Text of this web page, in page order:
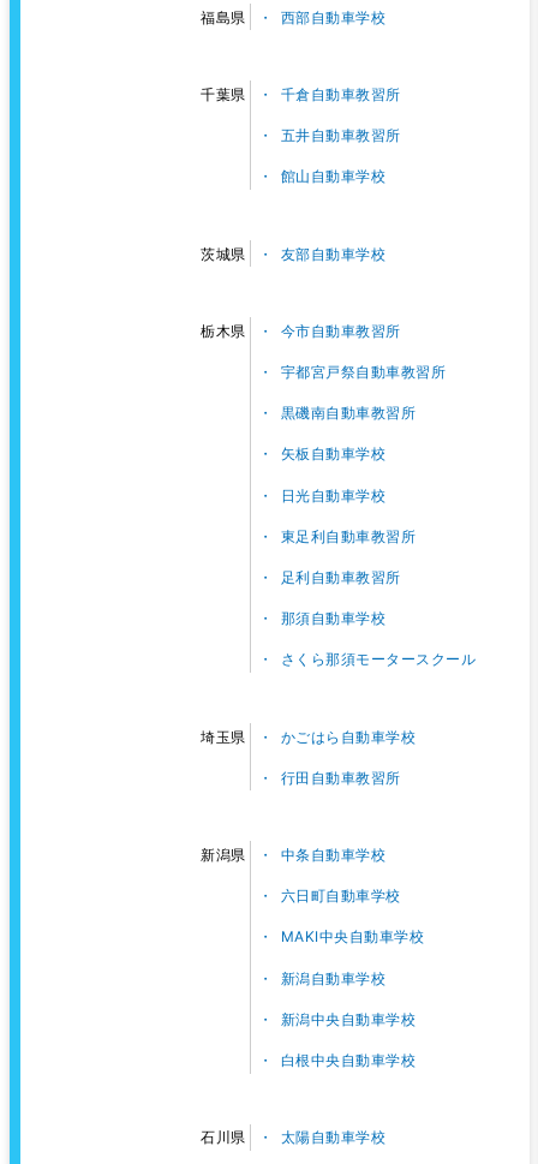
福島県 西部自動車学校
千葉県 千倉自動車教習所
五井自動車教習所
館山自動車学校
茨城県 友部自動車学校
栃木県 今市自動車教習所
宇都宮戸祭自動車教習所
黒磯南自動車教習所
矢板自動車学校
日光自動車学校
東足利自動車教習所
足利自動車教習所
那須自動車学校
さくら那須モータースクール
埼玉県 かごはら自動車学校
行田自動車教習所
新潟県 中条自動車学校
六日町自動車学校
MAKI中央自動車学校
新潟自動車学校
新潟中央自動車学校
白根中央自動車学校
石川県 太陽自動車学校